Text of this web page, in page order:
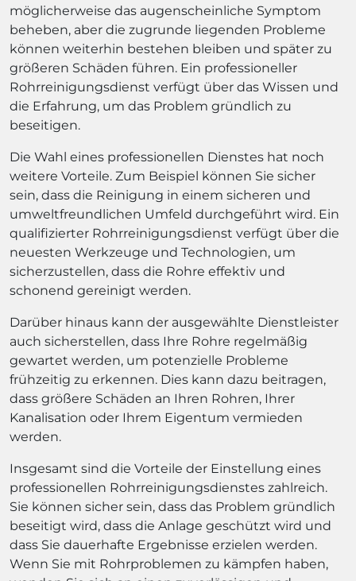
möglicherweise das augenscheinliche Symptom
beheben, aber die zugrunde liegenden Probleme
können weiterhin bestehen bleiben und später zu
größeren Schäden führen. Ein professioneller
Rohrreinigungsdienst verfügt über das Wissen und
die Erfahrung, um das Problem gründlich zu
beseitigen.
Die Wahl eines professionellen Dienstes hat noch
weitere Vorteile. Zum Beispiel können Sie sicher
sein, dass die Reinigung in einem sicheren und
umweltfreundlichen Umfeld durchgeführt wird. Ein
qualifizierter Rohrreinigungsdienst verfügt über die
neuesten Werkzeuge und Technologien, um
sicherzustellen, dass die Rohre effektiv und
schonend gereinigt werden.
Darüber hinaus kann der ausgewählte Dienstleister
auch sicherstellen, dass Ihre Rohre regelmäßig
gewartet werden, um potenzielle Probleme
frühzeitig zu erkennen. Dies kann dazu beitragen,
dass größere Schäden an Ihren Rohren, Ihrer
Kanalisation oder Ihrem Eigentum vermieden
werden.
Insgesamt sind die Vorteile der Einstellung eines
professionellen Rohrreinigungsdienstes zahlreich.
Sie können sicher sein, dass das Problem gründlich
beseitigt wird, dass die Anlage geschützt wird und
dass Sie dauerhafte Ergebnisse erzielen werden.
Wenn Sie mit Rohrproblemen zu kämpfen haben,